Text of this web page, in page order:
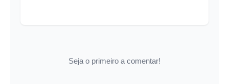
Seja o primeiro a comentar!